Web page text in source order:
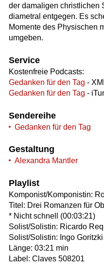
der damaligen christlichen
diametral entgegen. Es
Momente des Physischen
umgeben.
Service
Kostenfreie Podcasts:
Gedanken für den Tag -
Gedanken für den Tag -
Sendereihe
Gedanken für den Tag
Gestaltung
Alexandra Mantler
Playlist
Komponist/Komponistin:
Titel: Drei Romanzen für
* Nicht schnell (00:03:21)
Solist/Solistin: Ricardo
Solist/Solistin: Ingo Goritzki
Länge: 03:21 min
Label: Claves 508201